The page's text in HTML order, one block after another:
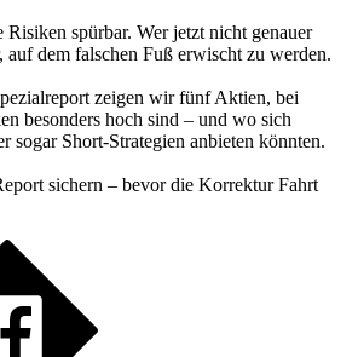
Risiken spürbar. Wer jetzt nicht genauer
auf dem falschen Fuß erwischt zu werden.
zeigen wir fünf Aktien, bei
besonders hoch sind – und wo sich
sogar Short-Strategien anbieten könnten.
sichern – bevor die Korrektur Fahrt